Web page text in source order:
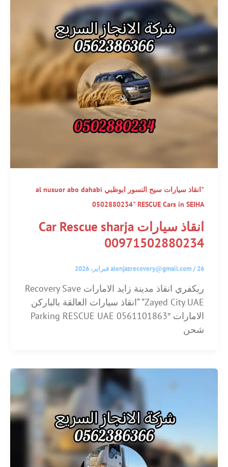
"انقاذ سيارات سيح النسور ابوظبي al nusuor abo dahabi
0502880234" RESCUE Cars in SEIHA
انقاذ سيارات Car Rescue sharja
00971502880234
alenjazrecovery@gmail.com/26 فبراير، 2026
ريكفري انقاذ مدينة زايد الامارات Recovery Save
Zayed City UAE” “انقاذ سيارات العالقة بالباركن
الامارات Parking RESCUE UAE 0561101863″
شحن